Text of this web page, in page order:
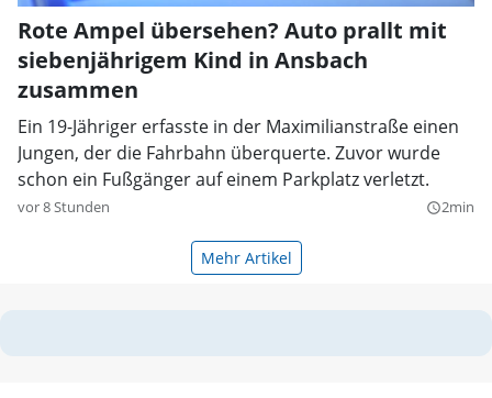
Rote Ampel übersehen? Auto prallt mit
siebenjährigem Kind in Ansbach
zusammen
Ein 19-Jähriger erfasste in der Maximilianstraße einen
Jungen, der die Fahrbahn überquerte. Zuvor wurde
schon ein Fußgänger auf einem Parkplatz verletzt.
vor 8 Stunden query_builder2min
Mehr Artikel